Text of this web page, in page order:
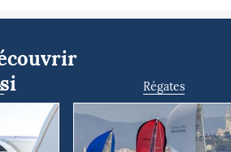
Régates